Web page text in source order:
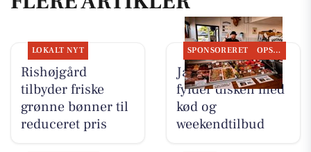
LOKALT NYT
Rishøjgård
tilbyder friske
grønne bønner til
reduceret pris
SPONSORERET OPSLAGSTAVLEN
Jaataak Slagteren
fylder disken med
kød og
weekendtilbud